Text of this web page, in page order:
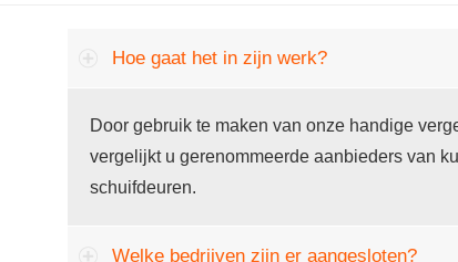
Hoe gaat het in zijn werk?
Door gebruik te maken van onze handige
vergelijkt u gerenommeerde aanbieders van
schuifdeuren.
Welke bedrijven zijn er aangesloten?